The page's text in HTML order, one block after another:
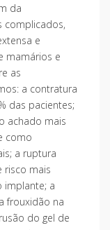
da
complicados,
e
mamários e
as
a contratura
das pacientes;
achado mais
como
a ruptura
risco mais
a
frouxidão na
do gel de